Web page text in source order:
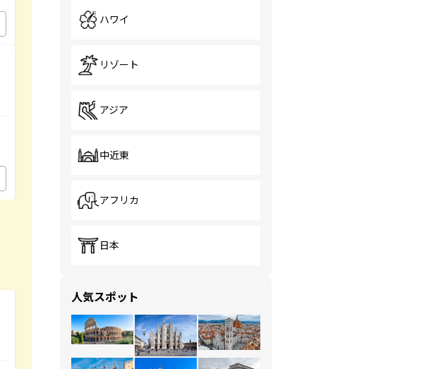
ハワイ
リゾート
アジア
中近東
アフリカ
日本
人気スポット